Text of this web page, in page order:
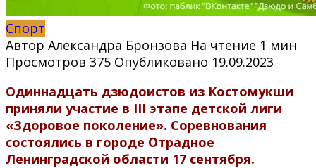
Спорт
Автор Александра Бронзова На чтение 1 мин
Просмотров 375 Опубликовано 19.09.2023
Одиннадцать дзюдоистов из Костомукши
приняли участие в III этапе детской лиги
«Здоровое поколение». Соревнования
состоялись в городе Отрадное
Ленинградской области 17 сентября.